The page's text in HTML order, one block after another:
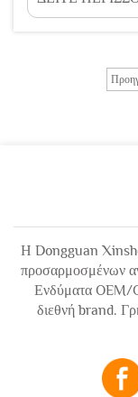
αξιόπιστα τα
Η Dongguan
προσαρμοσμένων
Ενδύματα OEM/
διεθνή brand.